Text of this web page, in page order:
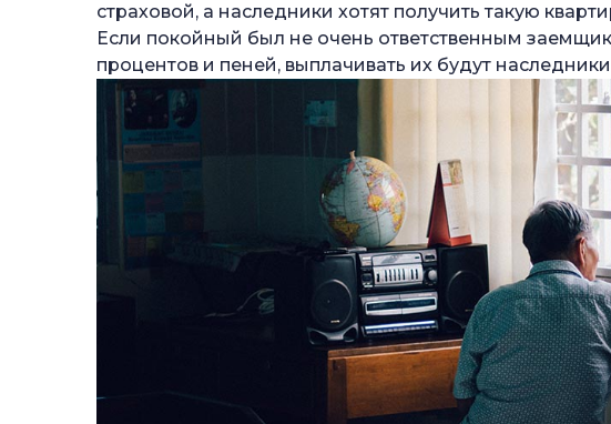
страховой, а наследники хотят получить такую
Если покойный был не очень ответственным
процентов и пеней, выплачивать их будут